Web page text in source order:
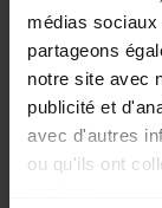
médias
partageons
notre site avec
publicité et
avec d'autres
ou qu'ils ont
Maximisez
micro-